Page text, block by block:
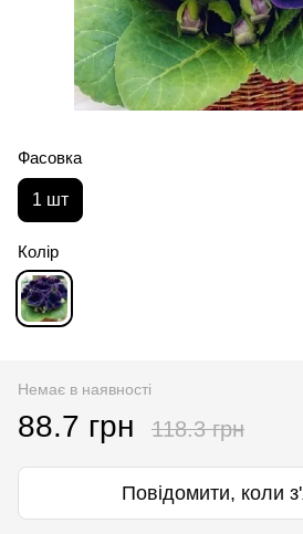
Фасовка
1 шт
Колір
Немає в наявності
88.7 грн 118.3 грн
Повідомити, коли